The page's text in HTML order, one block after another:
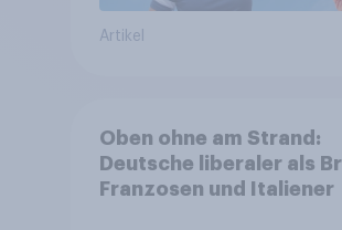
Artikel
Oben ohne am Strand:
Deutsche liberaler als
Franzosen und Italiener